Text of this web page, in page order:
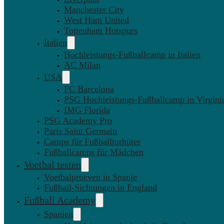
Manchester City
West Ham United
Tottenham Hotspurs
Italien
Hochleistungs-Fußballcamp in Italien
AC Milan
USA
FC Barcelona
PSG Hochleistungs-Fußballcamp in
IMG Florida
PSG Academy Pro
Paris Saint Germain
Camps für Fußballtorhüter
Fußballcamps für Mädchen
Voetbal testen
Voetbalproeven in Spanje
Fußball-Sichtungen in England
Fußball Academy
Spanien